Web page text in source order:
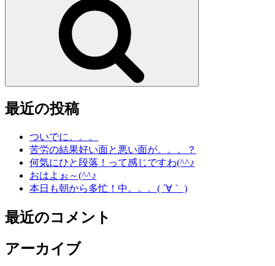
最近の投稿
ついでに。。。
苦労の結果好い面と悪い面が。。。？
何気にひと段落！って感じですわ(^^♪
おはよぉ～(^^♪
本日も朝から多忙！中。。。( ´∀｀ )
最近のコメント
アーカイブ